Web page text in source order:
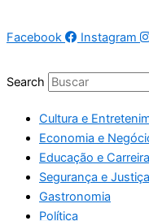
Facebook
Instagram
Search
Cultura e
Economia e
Educação e
Segurança e Justiça
Gastronomia
Política